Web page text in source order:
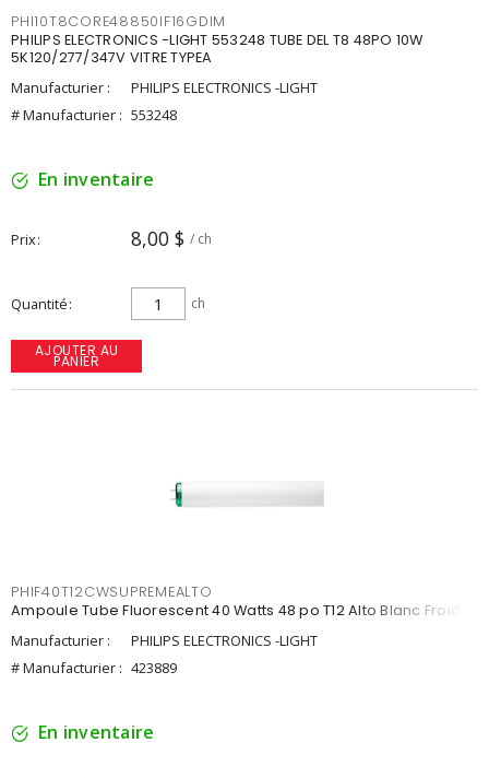
PHI10T8CORE48850IF16GDIM
PHILIPS ELECTRONICS -LIGHT 553248 TUBE DEL T8 48PO 10W
5K120/277/347V VITRE TYPEA
Manufacturier :
PHILIPS ELECTRONICS -LIGHT
# Manufacturier : 553248
En inventaire
Prix 8,00 $ / ch
Quantité ch
AJOUTER AU
PANIER
PHIF40T12CWSUPREMEALTO
Ampoule Tube Fluorescent 40 Watts 48 po T12 Alto Blanc Froid
Manufacturier :
PHILIPS ELECTRONICS -LIGHT
# Manufacturier : 423889
En inventaire